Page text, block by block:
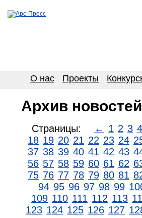
О нас Проекты
Архив новостей
Страницы: ← 1 2 3 4
18 19 20 21 22 23 24
37 38 39 40 41 42 43
56 57 58 59 60 61 62
75 76 77 78 79 80 81
94 95 96 97 98 99
109 110 111 112 113
123 124 125 126 127